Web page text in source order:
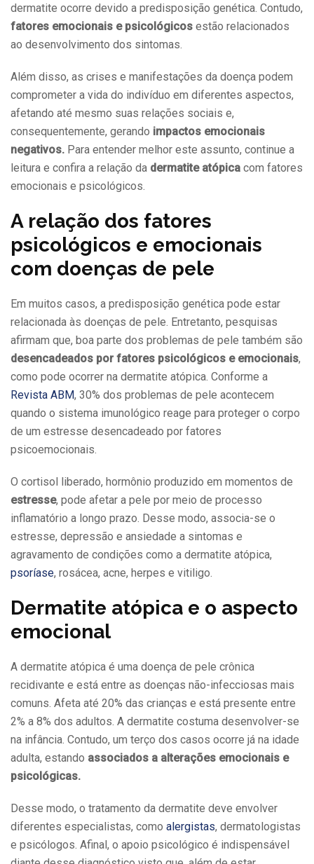
dermatite ocorre devido a predisposição genética. Contudo,
fatores emocionais e psicológicos estão relacionados
ao desenvolvimento dos sintomas.
Além disso, as crises e manifestações da doença podem
comprometer a vida do indivíduo em diferentes aspectos,
afetando até mesmo suas relações sociais e,
consequentemente, gerando impactos emocionais
negativos. Para entender melhor este assunto, continue a
leitura e confira a relação da dermatite atópica com fatores
emocionais e psicológicos.
A relação dos fatores
psicológicos e emocionais
com doenças de pele
Em muitos casos, a predisposição genética pode estar
relacionada às doenças de pele. Entretanto, pesquisas
afirmam que, boa parte dos problemas de pele também são
desencadeados por fatores psicológicos e emocionais,
como pode ocorrer na dermatite atópica. Conforme a
Revista ABM, 30% dos problemas de pele acontecem
quando o sistema imunológico reage para proteger o corpo
de um estresse desencadeado por fatores
psicoemocionais.
O cortisol liberado, hormônio produzido em momentos de
estresse, pode afetar a pele por meio de processo
inflamatório a longo prazo. Desse modo, associa-se o
estresse, depressão e ansiedade a sintomas e
agravamento de condições como a dermatite atópica,
psoríase, rosácea, acne, herpes e vitiligo.
Dermatite atópica e o aspecto
emocional
A dermatite atópica é uma doença de pele crônica
recidivante e está entre as doenças não-infecciosas mais
comuns. Afeta até 20% das crianças e está presente entre
2% a 8% dos adultos. A dermatite costuma desenvolver-se
na infância. Contudo, um terço dos casos ocorre já na idade
adulta, estando associados a alterações emocionais e
psicológicas.
Desse modo, o tratamento da dermatite deve envolver
diferentes especialistas, como alergistas, dermatologistas
e psicólogos. Afinal, o apoio psicológico é indispensável